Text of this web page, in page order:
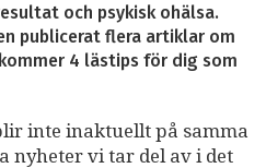
och psykisk ohälsa.
publicerat flera artiklar om
4 lästips för dig som
inte inaktuellt på samma
nyheter vi tar del av i det